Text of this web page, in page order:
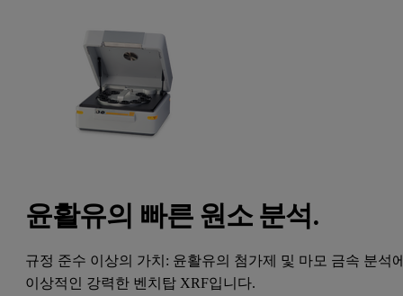
윤활유의 빠른 원소 분석.
규정 준수 이상의 가치: 윤활유의 첨가제 및 마모 금속 분석
이상적인 강력한 벤치탑 XRF입니다.